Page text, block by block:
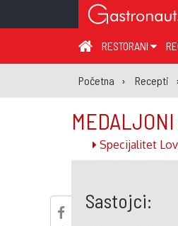
RESTORANI
ZAGREB I
MEĐIMURSKA
KARLOVAČKA
KOPRIVNIČKO-
VIROVITIČKO-
Početna Recepti
Specijalitet
Sastojci: